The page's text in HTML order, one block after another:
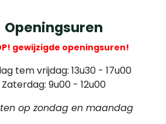
Openingsuren
gewijzigde openingsuren!
tem vrijdag: 13u30 - 17u00
Zaterdag: 9u00 - 12u00
op zondag en maandag